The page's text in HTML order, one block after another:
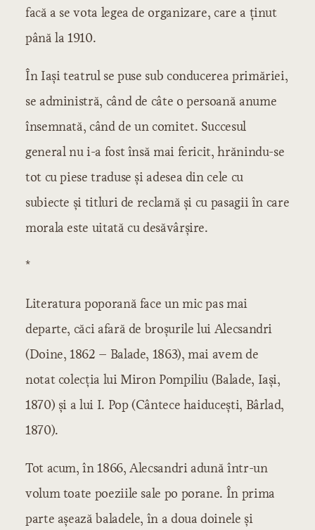
facă a se vota legea de organizare, care a ţinut
până la 1910.
În Iaşi teatrul se puse sub conducerea primăriei,
se administră, când de câte o persoană anume
însemnată, când de un comitet. Succesul
general nu i-a fost însă mai fericit, hrănindu-se
tot cu piese traduse şi adesea din cele cu
subiecte şi titluri de reclamă şi cu pasagii în care
morala este uitată cu desăvârşire.
*
Literatura poporană face un mic pas mai
departe, căci afară de broşurile lui Alecsandri
(Doine, 1862 – Balade, 1863), mai avem de
notat colecţia lui Miron Pompiliu (Balade, Iaşi,
1870) şi a lui I. Pop (Cântece haiduceşti, Bârlad,
1870).
Tot acum, în 1866, Alecsandri adună într-un
volum toate poeziile sale po porane. În prima
parte aşează baladele, în a doua doinele şi